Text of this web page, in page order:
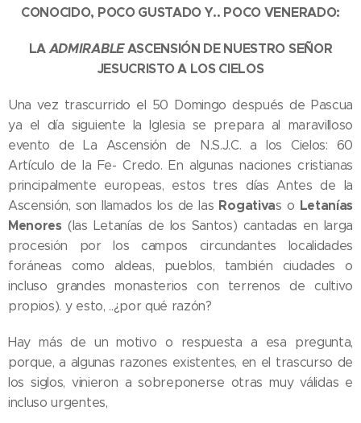
CONOCIDO, POCO GUSTADO Y.. POCO VENERADO:
LAADMIRABLEASCENSIÓN DE NUESTRO SEÑOR
JESUCRISTO A LOS CIELOS
Una vez trascurrido el 50 Domingo después de Pascua
ya el día siguiente la Iglesia se prepara al maravilloso
evento de La Ascensión de N.S.J.C. a los Cielos: 60
Artículo de la Fe- Credo. En algunas naciones cristianas
principalmente europeas, estos tres días Antes de la
Ascensión, son llamados los de las Rogativas o Letanías
Menores(las Letanías de los Santos) cantadas en larga
procesión por los campos circundantes localidades
foráneas como aldeas, pueblos, también ciudades o
incluso grandes monasterios con terrenos de cultivo
propios). y esto, ..¿por qué razón?
Hay más de un motivo o respuesta a esa pregunta,
porque, a algunas razones existentes, en el trascurso de
los siglos, vinieron a sobreponerse otras muy válidas e
incluso urgentes,